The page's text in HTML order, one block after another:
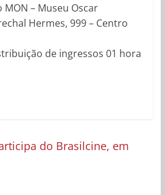
– Museu Oscar
Hermes, 999 – Centro
de ingressos 01 hora
do Brasilcine, em